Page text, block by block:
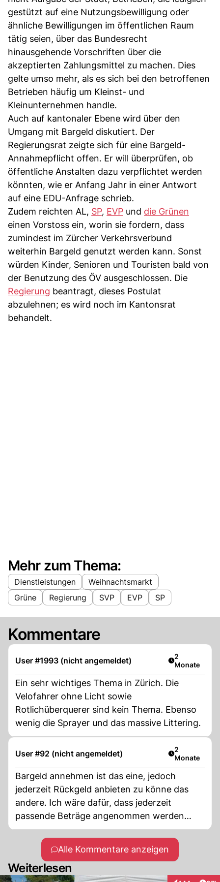
gestützt auf eine Nutzungsbewilligung oder
ähnliche Bewilligungen im öffentlichen Raum
tätig seien, über das Bundesrecht
hinausgehende Vorschriften über die
akzeptierten Zahlungsmittel zu machen. Dies
gelte umso mehr, als es sich bei den betroffenen
Betrieben häufig um Kleinst- und
Kleinunternehmen handle.
Auch auf kantonaler Ebene wird über den
Umgang mit Bargeld diskutiert. Der
Regierungsrat zeigte sich für eine Bargeld-
Annahmepflicht offen. Er will überprüfen, ob
öffentliche Anstalten dazu verpflichtet werden
könnten, wie er Anfang Jahr in einer Antwort
auf eine EDU-Anfrage schrieb.
Zudem reichten AL, SP, EVP und die Grünen
einen Vorstoss ein, worin sie fordern, dass
zumindest im Zürcher Verkehrsverbund
weiterhin Bargeld genutzt werden kann. Sonst
würden Kinder, Senioren und Touristen bald von
der Benutzung des ÖV ausgeschlossen. Die
Regierung beantragt, dieses Postulat
abzulehnen; es wird noch im Kantonsrat
behandelt.
Mehr zum Thema:
Dienstleistungen
Weihnachtsmarkt
Grüne
Regierung SVP EVP SP
Kommentare
User #1993 (nicht angemeldet) Artikel
2
Monate
Ein sehr wichtiges Thema in Zürich. Die
Velofahrer ohne Licht sowie
Rotlichüberquerer sind kein Thema. Ebenso
wenig die Sprayer und das massive Littering.
User #92 (nicht angemeldet) Artikel
2
Monate
Bargeld annehmen ist das eine, jedoch
jederzeit Rückgeld anbieten zu könne das
andere. Ich wäre dafür, dass jederzeit
passende Beträge angenommen werden
sollten/müssen/können jedoch nicht
zwingend Rückgeld in Bar angeboten werden
muss - Rückgeld könnte auch per übliche
Zahlvarianten gegeben werden können
Alle Kommentare anzeigen
Weiterlesen